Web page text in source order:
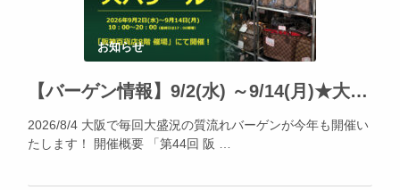
お知らせ
【バーゲン情報】9/2(水) ～9/14(月)★大阪・阪神百貨店にて「阪神の質流れ品大バザール」開催!!
2026/8/4 大阪で毎回大盛況の質流れバーゲンが今年も開催い
たします！ 開催概要 「第44回 阪 …